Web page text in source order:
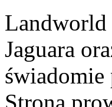
Landworld
Jaguara
świadomie
Strona